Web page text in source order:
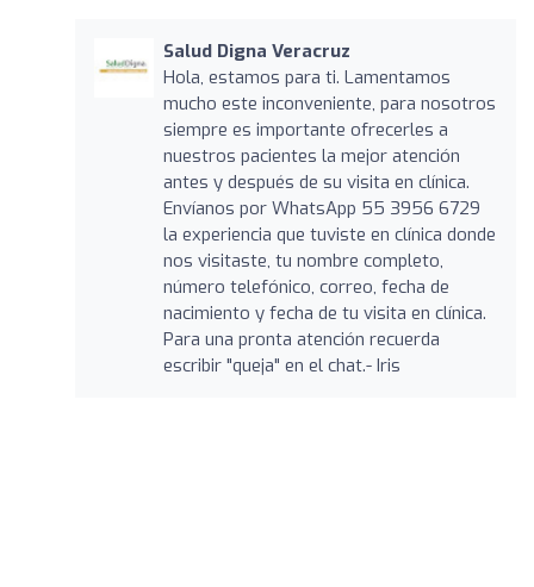
Salud Digna Veracruz
Hola, estamos para ti. Lamentamos
mucho este inconveniente, para nosotros
siempre es importante ofrecerles a
nuestros pacientes la mejor atención
antes y después de su visita en clínica.
Envíanos por WhatsApp 55 3956 6729
la experiencia que tuviste en clínica donde
nos visitaste, tu nombre completo,
número telefónico, correo, fecha de
nacimiento y fecha de tu visita en clínica.
Para una pronta atención recuerda
escribir "queja" en el chat.- Iris